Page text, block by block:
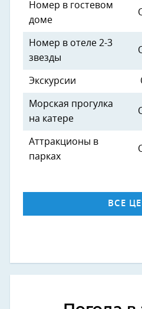
Номер в гостевом
доме
Номер в отеле 2-3
звезды
Экскурсии
Морская прогулка
на катере
Аттракционы в
парках
ВСЕ